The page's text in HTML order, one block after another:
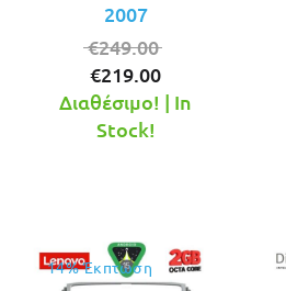
2007
€249.00
was:
€219.00
τρέχουσα
Διαθέσιμο! | In
Stock!
14% Έκπτωση